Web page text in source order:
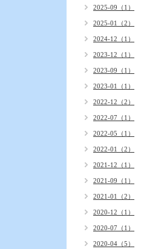
2025-09（1）
2025-01（2）
2024-12（1）
2023-12（1）
2023-09（1）
2023-01（1）
2022-12（2）
2022-07（1）
2022-05（1）
2022-01（2）
2021-12（1）
2021-09（1）
2021-01（2）
2020-12（1）
2020-07（1）
2020-04（5）